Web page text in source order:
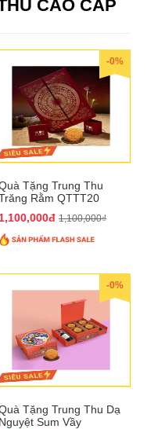
CAO CẤP
-0%
Tặng Trung Thu
Rằm QTTT20
1,100,000đ 1,100,000₫
-0%
Tặng Trung Thu Dạ
Nguyệt Sum Vầy